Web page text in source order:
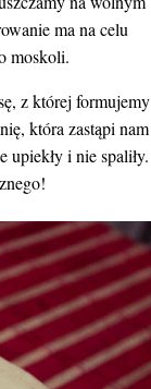
ma na celu
moskoli.
z której formujemy
która zastąpi nam
i nie spaliły.